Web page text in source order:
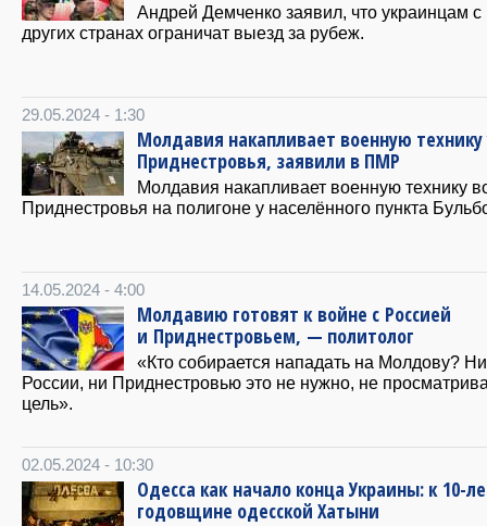
Андрей Демченко заявил, что украинцам
других странах ограничат выезд за рубеж.
29.05.2024 - 1:30
Молдавия накапливает военную технику
Приднестровья, заявили в ПМР
Молдавия накапливает военную технику
Приднестровья на полигоне у населённого пункта
14.05.2024 - 4:00
Молдавию готовят к войне с Россией
и Приднестровьем, — политолог
«Кто собирается нападать на Молдову? Ни
России, ни Приднестровью это не нужно, не
цель».
02.05.2024 - 10:30
Одесса как начало конца Украины: к 10-
годовщине одесской Хатыни